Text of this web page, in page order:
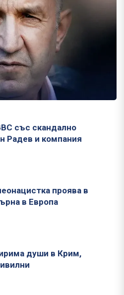
със скандално
Радев и компания
проява в
в Европа
души в Крим,